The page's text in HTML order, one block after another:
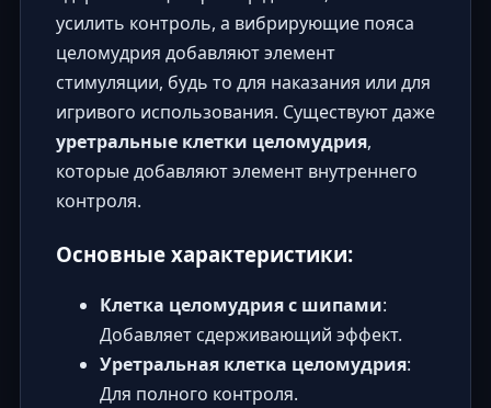
усилить контроль, а вибрирующие пояса
целомудрия добавляют элемент
стимуляции, будь то для наказания или для
игривого использования. Существуют даже
уретральные клетки целомудрия,
которые добавляют элемент внутреннего
контроля.
Основные характеристики:
Клетка целомудрия с шипами:
Добавляет сдерживающий эффект.
Уретральная клетка целомудрия:
Для полного контроля.